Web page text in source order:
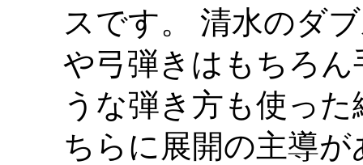
スです。 清水のダ
や弓弾きはもちろ
うな弾き方も使っ
ちらに展開の主導